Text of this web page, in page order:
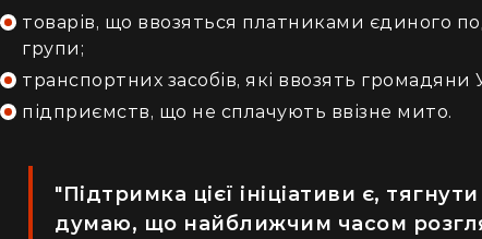
товарів, що ввозяться платниками єдиного
групи;
транспортних засобів, які ввозять громадяни
підприємств, що не сплачують ввізне мито.
"Підтримка цієї ініціативи є,
думаю, що найближчим часом